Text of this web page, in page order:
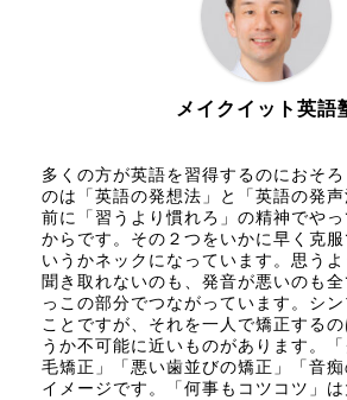
メイクイット英語
多くの方が英語を習得するのにおそ
のは「英語の発想法」と「英語の発
前に「習うより慣れろ」の精神でや
からです。その２つをいかに早く克
いうかネックになっています。思う
聞き取れないのも、発音が悪いのも
っこの部分でつながっています。シ
ことですが、それを一人で矯正する
うか不可能に近いものがあります。
毛矯正」「悪い歯並びの矯正」「音
イメージです。「何事もコツコツ」